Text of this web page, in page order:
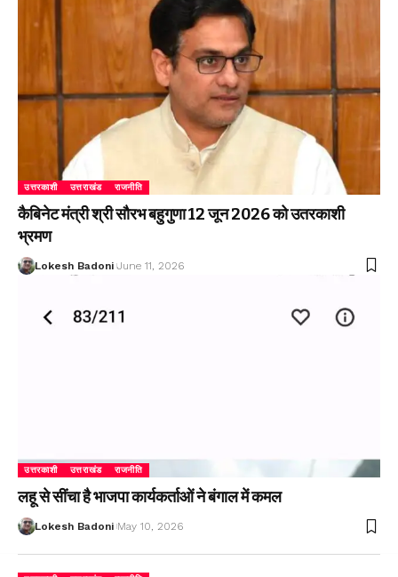
उत्तरकाशी उत्तराखंड राजनीति
कैबिनेट मंत्री श्री सौरभ बहुगुणा 12 जून 2026 को उतरकाशी
भ्रमण
Lokesh Badoni June 11, 2026
उत्तरकाशी उत्तराखंड राजनीति
लहू से सींचा है भाजपा कार्यकर्ताओं ने बंगाल में कमल
Lokesh Badoni May 10, 2026